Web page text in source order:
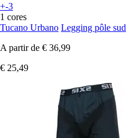
+-3
1 cores
Tucano Urbano Legging pôle sud
A partir de € 36,99
€ 25,49